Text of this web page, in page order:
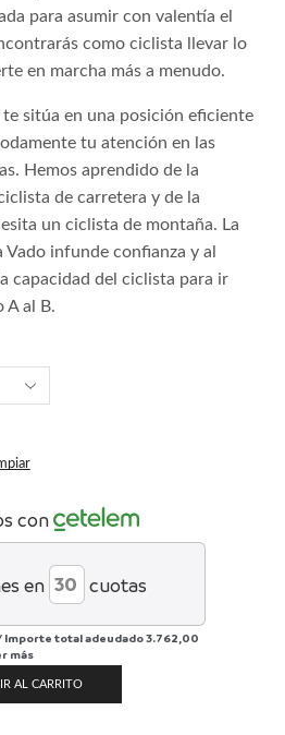
para asumir con valentía el
como ciclista llevar lo
en marcha más a menudo.
te sitúa en una posición eficiente
tu atención en las
Hemos aprendido de la
de carretera y de la
un ciclista de montaña. La
infunde confianza y al
capacidad del ciclista para ir
A al B.
con
en cuotas
Importe total adeudado3.762,00
más
AL CARRITO